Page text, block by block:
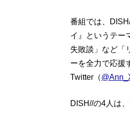
番組では、
イ』というテー
失敗談」など「
ーを全力で応援
Twitter（
DISH//の4人は